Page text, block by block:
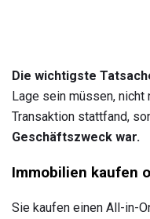
Die wichtigste
Lage sein müssen,
Transaktion stattfand,
Geschäftszweck war.
Immobilien kaufen
Sie kaufen einen All-in-